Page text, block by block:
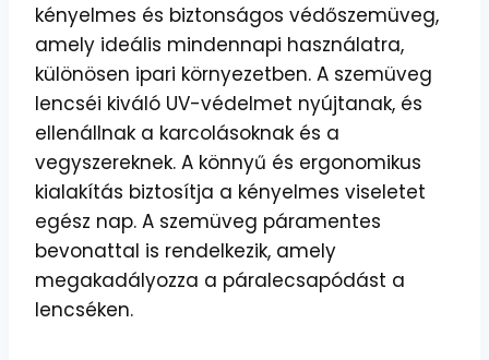
kényelmes és biztonságos védőszemüveg,
amely ideális mindennapi használatra,
különösen ipari környezetben. A szemüveg
lencséi kiváló UV-védelmet nyújtanak, és
ellenállnak a karcolásoknak és a
vegyszereknek. A könnyű és ergonomikus
kialakítás biztosítja a kényelmes viseletet
egész nap. A szemüveg páramentes
bevonattal is rendelkezik, amely
megakadályozza a páralecsapódást a
lencséken.